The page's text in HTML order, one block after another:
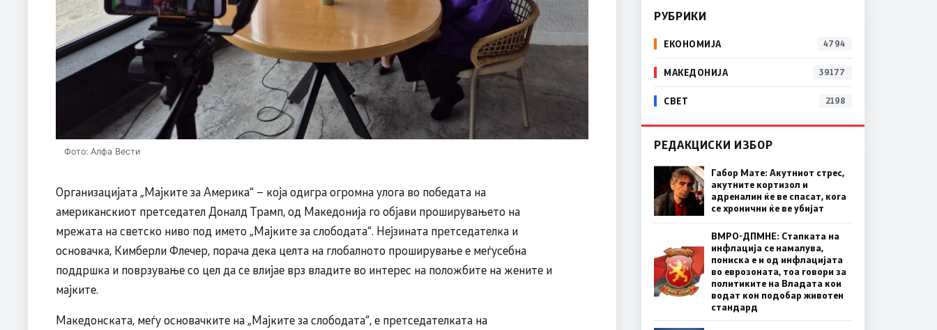
Фото: Алфа Вести
Организацијата „Мајките за Америка“ – која одигра огромна улога во победата на
американскиот претседател Доналд Трамп, од Македонија го објави проширувањето на
мрежата на светско ниво под името „Мајките за слободата“. Нејзината претседателка и
основачка, Кимберли Флечер, порача дека целта на глобалното проширување е меѓусебна
поддршка и поврзување со цел да се влијае врз владите во интерес на положбите на жените и
мајките.
Македонската, меѓу основачките на „Мајките за слободата“, е претседателката на
РУБРИКИ
ЕКОНОМИЈА 4794
МАКЕДОНИЈА 39177
СВЕТ 2198
РЕДАКЦИСКИ ИЗБОР
Габор Мате: Акутниот стрес,
акутните кортизол и
адреналин ќе ве спасат, кога
се хронични ќе ве убијат
ВМРО-ДПМНЕ: Стапката на
инфлација се намалува,
пониска е и од инфлацијата
во еврозоната, тоа говори за
политиките на Владата кои
водат кон подобар животен
стандард